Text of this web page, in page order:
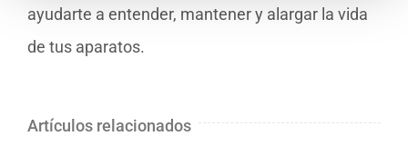
ayudarte a entender, mantener y alargar la vida
de tus aparatos.
Artículos relacionados